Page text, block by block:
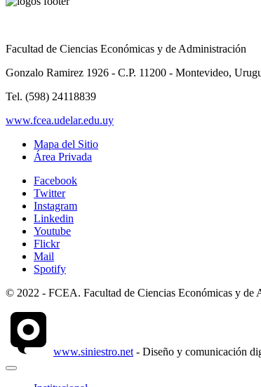
Facultad de Ciencias Económicas y de Administración
Gonzalo Ramirez 1926 - C.P. 11200 - Montevideo,
Tel. (598) 24118839
www.fcea.udelar.edu.uy
Mapa del Sitio
Área Privada
Facebook
Twitter
Instagram
Linkedin
Youtube
Flickr
Mail
Spotify
© 2022 - FCEA. Facultad de Ciencias Económicas y de
www.siniestro.net - Diseño y comunicación